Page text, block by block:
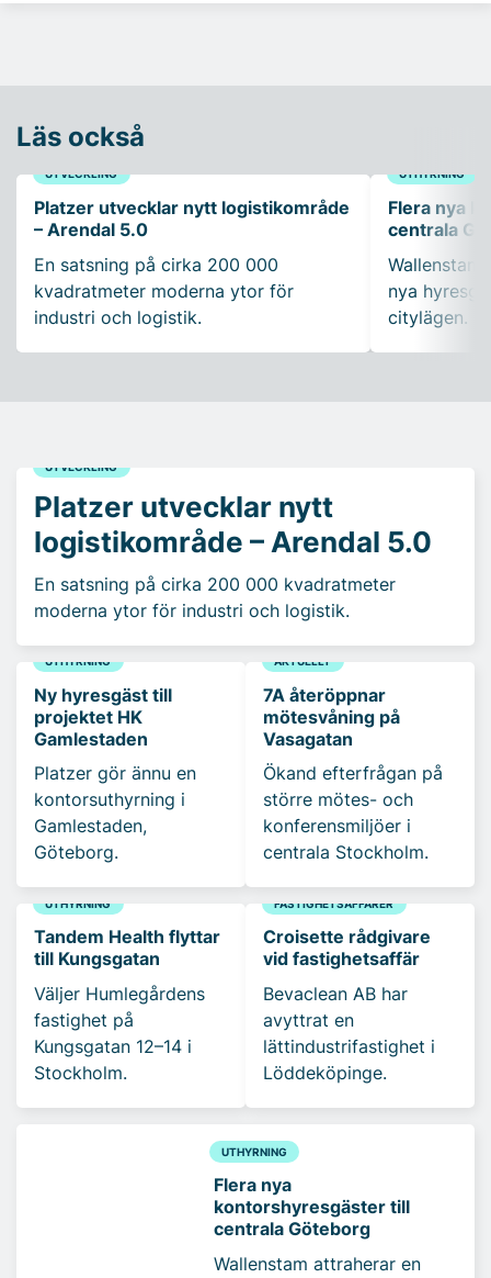
Läs också
UTVECKLING
Platzer utvecklar nytt logistikområde
– Arendal 5.0
En satsning på cirka 200 000
kvadratmeter moderna ytor för
industri och logistik.
UTHYRNING
Flera nya
centrala
nya
citylägen.
UTVECKLING
Platzer utvecklar nytt
logistikområde – Arendal 5.0
En satsning på cirka 200 000 kvadratmeter
moderna ytor för industri och logistik.
UTHYRNING
Ny hyresgäst till
projektet HK
Gamlestaden
Platzer gör ännu en
kontorsuthyrning i
Gamlestaden,
Göteborg.
AKTUELLT
7A återöppnar
mötesvåning på
Vasagatan
Ökand efterfrågan på
större mötes- och
konferensmiljöer i
centrala Stockholm.
UTHYRNING
Tandem Health flyttar
till Kungsgatan
Väljer Humlegårdens
fastighet på
Kungsgatan 12–14 i
Stockholm.
FASTIGHETSAFFÄRER
Croisette rådgivare
vid fastighetsaffär
Bevaclean AB har
avyttrat en
lättindustrifastighet i
Löddeköpinge.
UTHYRNING
Flera nya
kontorshyresgäster till
centrala Göteborg
Wallenstam attraherar en